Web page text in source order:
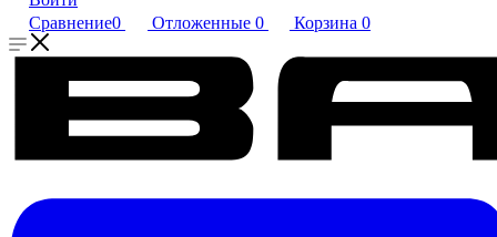
Сравнение0 Отложенные 0 Корзина 0